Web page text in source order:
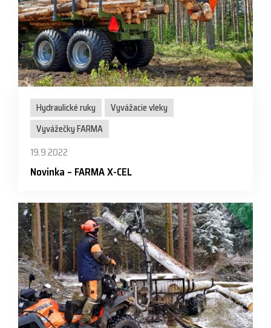
Hydraulické ruky
Vyvážacie vleky
Vyvážečky FARMA
19.9.2022
Novinka – FARMA X-CEL